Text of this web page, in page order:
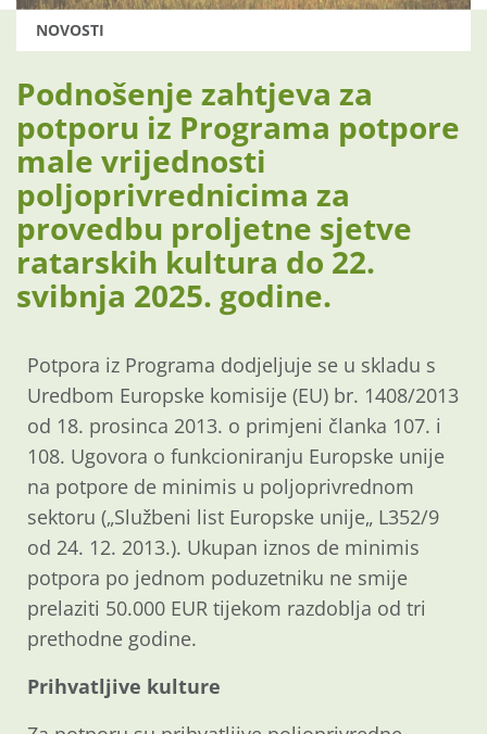
NOVOSTI
Podnošenje zahtjeva za
potporu iz Programa potpore
male vrijednosti
poljoprivrednicima za
provedbu proljetne sjetve
ratarskih kultura do 22.
svibnja 2025. godine.
Potpora iz Programa dodjeljuje se u skladu s
Uredbom Europske komisije (EU) br. 1408/2013
od 18. prosinca 2013. o primjeni članka 107. i
108. Ugovora o funkcioniranju Europske unije
na potpore de minimis u poljoprivrednom
sektoru („Službeni list Europske unije„ L352/9
od 24. 12. 2013.). Ukupan iznos de minimis
potpora po jednom poduzetniku ne smije
prelaziti 50.000 EUR tijekom razdoblja od tri
prethodne godine.
Prihvatljive kulture